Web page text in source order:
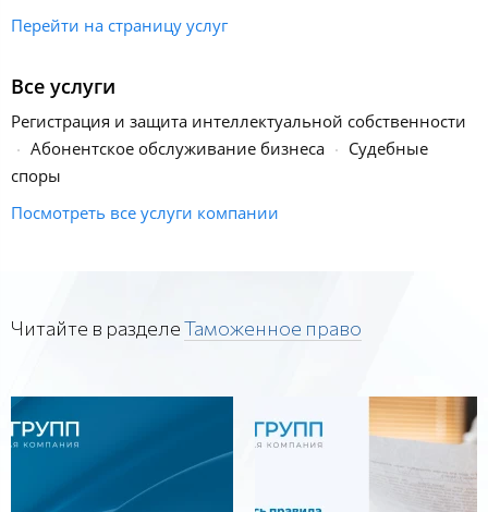
Перейти на страницу услуг
Все услуги
Регистрация и защита интеллектуальной собственности
Абонентское обслуживание бизнеса
Судебные
споры
Посмотреть все услуги компании
Читайте в разделеТаможенное право